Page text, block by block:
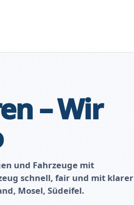
– Wir
und Fahrzeuge mit
schnell, fair und mit klarer
Mosel, Südeifel.